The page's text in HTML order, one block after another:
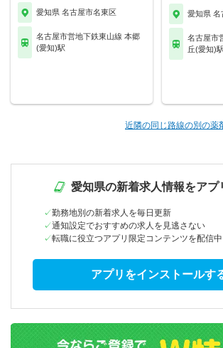
愛知県 名古屋市名東区
名古屋市営地下鉄東山線 本郷
(愛知)駅
愛知県 名
名古屋市
丘(愛知)
近隣の同じ路線の別の薬
愛知県の新着求人情報をアプ
勤務地別の新着求人を毎日更新
通知設定でおすすめの求人を見逃さない
転職に役立つアプリ限定コンテンツを配信中
アプリをインストールす